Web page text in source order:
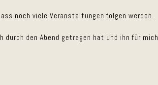
noch viele Veranstaltungen folgen werden.
durch den Abend getragen hat und ihn für mich